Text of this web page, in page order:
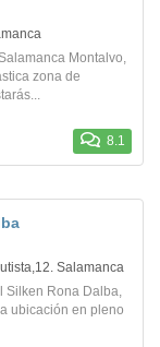
Montalvo,
zona de
8.1
Salamanca
Silken Rona Dalba,
ubicación en pleno